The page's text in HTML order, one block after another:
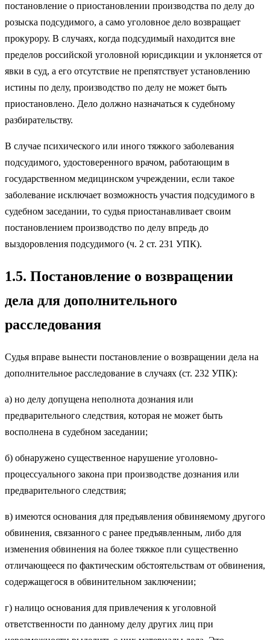
постановление о приостановлении производства по делу до
розыска подсудимого, а само уголовное дело возвращает
прокурору. В случаях, когда подсудимый находится вне
пределов российской уголовной юрисдикции и уклоняется от
явки в суд, а его отсутствие не препятствует установлению
истины по делу, производство по делу не может быть
приостановлено. Дело должно назначаться к судебному
разбирательству.
В случае психического или иного тяжкого заболевания
подсудимого, удостоверенного врачом, работающим в
государственном медицинском учреждении, если такое
заболевание исключает возможность участия подсудимого в
судебном заседании, то судья приостанавливает своим
постановлением производство по делу впредь до
выздоровления подсудимого (ч. 2 ст. 231 УПК).
1.5. Постановление о возвращении
дела для дополнительного
расследования
Судья вправе вынести постановление о возвращении дела на
дополнительное расследование в случаях (ст. 232 УПК):
а) но делу допущена неполнота дознания или
предварительного следствия, которая не может быть
восполнена в судебном заседании;
б) обнаружено существенное нарушение уголовно-
процессуального закона при производстве дознания или
предварительного следствия;
в) имеются основания для предъявления обвиняемому другого
обвинения, связанного с ранее предъявленным, либо для
изменения обвинения на более тяжкое пли существенно
отличающееся по фактическим обстоятельствам от обвинения,
содержащегося в обвинительном заключении;
г) налицо основания для привлечения к уголовной
ответственности по данному делу других лиц при